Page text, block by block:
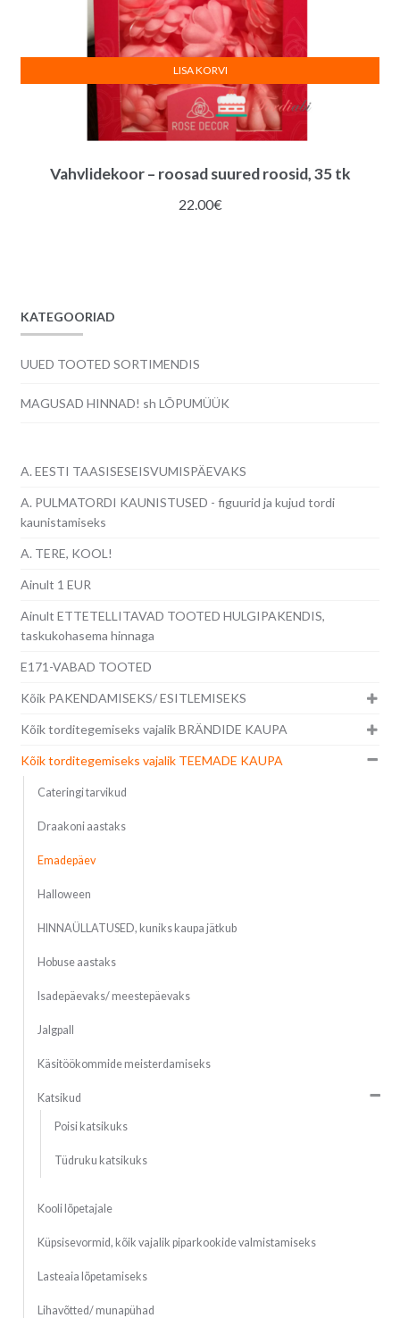
Vahvlidekoor – roosad suured roosid, 35 tk
22.00€
LISA KORVI
KATEGOORIAD
UUED TOOTED SORTIMENDIS
MAGUSAD HINNAD! sh LÕPUMÜÜK
A. EESTI TAASISESEISVUMISPÄEVAKS
A. PULMATORDI KAUNISTUSED - figuurid ja kujud tordi
kaunistamiseks
A. TERE, KOOL!
Ainult 1 EUR
Ainult ETTETELLITAVAD TOOTED HULGIPAKENDIS,
taskukohasema hinnaga
E171-VABAD TOOTED
Kõik PAKENDAMISEKS/ ESITLEMISEKS
Kõik torditegemiseks vajalik BRÄNDIDE KAUPA
Kõik torditegemiseks vajalik TEEMADE KAUPA
Cateringi tarvikud
Draakoni aastaks
Emadepäev
Halloween
HINNAÜLLATUSED, kuniks kaupa jätkub
Hobuse aastaks
Isadepäevaks/ meestepäevaks
Jalgpall
Käsitöökommide meisterdamiseks
Katsikud
Poisi katsikuks
Tüdruku katsikuks
Kooli lõpetajale
Küpsisevormid, kõik vajalik piparkookide valmistamiseks
Lasteaia lõpetamiseks
Lihavõtted/ munapühad